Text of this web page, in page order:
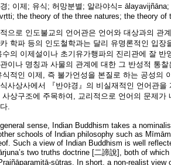
; 이제; 유식; 허망분별; 알라야식=
the theory of the three natures; the theory
으로 인도불교의 언어관은 언어와 대상과의 관
학파 등의 인도철학과는 달리 유명론적인 입
수의 이제설이나 초기유가행파의 진리관에 잘
이나 명칭과 사물의 관계에 대한 그 반성적 통
식적인 이제, 즉 불가언성을 본질로 하는 공성의
사상사에서 『반야경』의 비실재적인 언어관
사상구조에 주목하여, 교리적으로 언어의 문제
.
general sense, Indian Buddhism takes a
schools of Indian philosophy such as
Such a view of Indian Buddhism is well
two truths doctrine [二諦說], both of
sūtras. In short, a non-realist